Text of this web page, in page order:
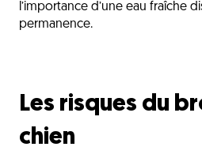
l’importance d’une eau fraîche
permanence.
Les risques du
chien